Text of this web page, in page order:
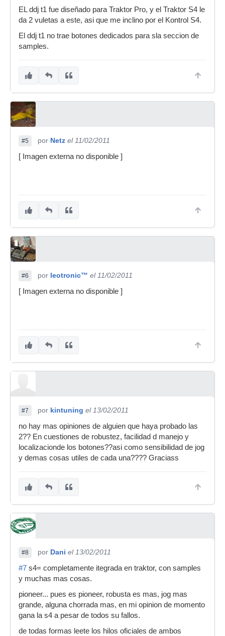
EL ddj t1 fue diseñado para Traktor Pro, y el Traktor S4 le
da 2 vuletas a este, asi que me inclino por el Kontrol S4.
El ddj t1 no trae botones dedicados para sla seccion de
samples.
#5 por Netz el 11/02/2011
[ Imagen externa no disponible ]
#6 por leotronic™ el 11/02/2011
[ Imagen externa no disponible ]
#7 por kintuning el 13/02/2011
no hay mas opiniones de alguien que haya probado las
2?? En cuestiones de robustez, facilidad d manejo y
localizacionde los botones??asi como sensibilidad de jog
y demas cosas utiles de cada una???? Graciass
#8 por Dani el 13/02/2011
#7 s4= completamente itegrada en traktor, con samples
y muchas mas cosas.
pioneer... pues es pioneer, robusta es mas, jog mas
grande, alguna chorrada mas, en mi opinion de momento
gana la s4 a pesar de todos su fallos.
de todas formas leete los hilos oficiales de ambos